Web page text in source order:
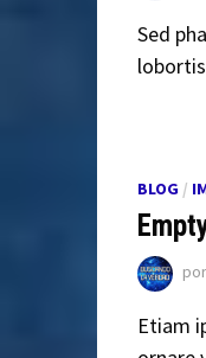
Sed
BLOG/
por
Etiam